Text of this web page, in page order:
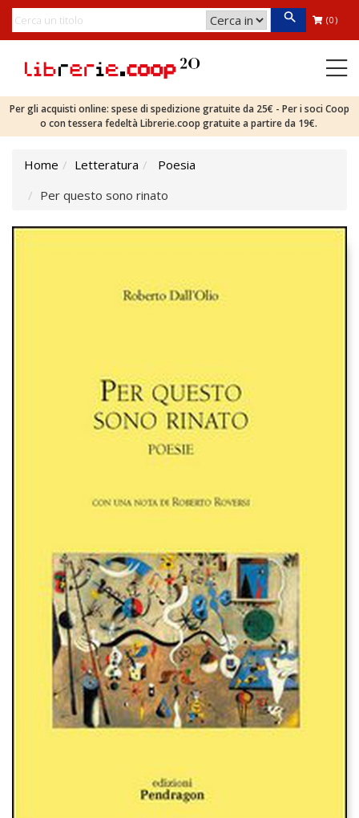
(0)
Per gli acquisti online: spese di spedizione gratuite da 25€ - Per i soci Coop
o con tessera fedeltà Librerie.coop gratuite a partire da 19€.
Home Letteratura
Poesia
Per questo sono rinato